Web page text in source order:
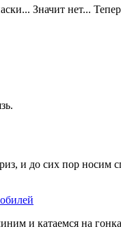
Значит нет...
и до сих пор носим
и катаемся на